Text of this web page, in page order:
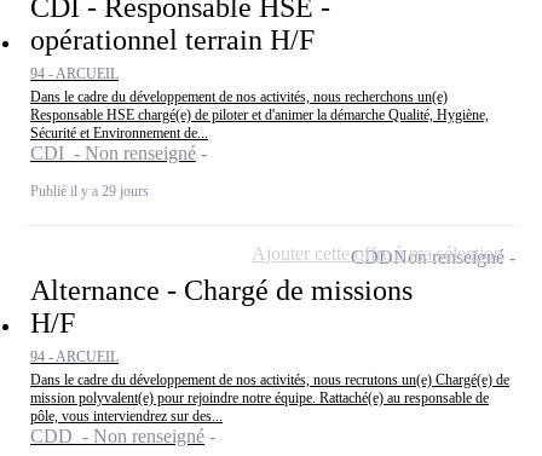
CDI - Responsable HSE -
opérationnel terrain H/F
94 - ARCUEIL
Dans le cadre du développement de nos activités, nous recherchons un(e)
Responsable HSE chargé(e) de piloter et d'animer la démarche Qualité, Hygiène,
Sécurité et Environnement de...
CDI - Non renseigné
Publié il y a 29 jours
Alternance - Chargé de missions
H/F
94 - ARCUEIL
Dans le cadre du développement de nos activités, nous recrutons un(e) Chargé(e) de
mission polyvalent(e) pour rejoindre notre équipe. Rattaché(e) au responsable de
pôle, vous interviendrez sur des...
CDD - Non renseigné
CDDNon renseigné
Ajouter cette offre à ma sélection